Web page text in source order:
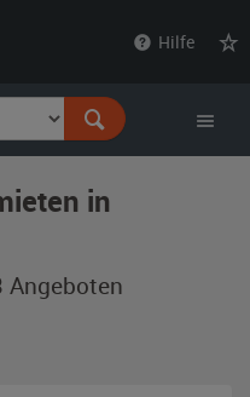
Hilfe
in
Angeboten